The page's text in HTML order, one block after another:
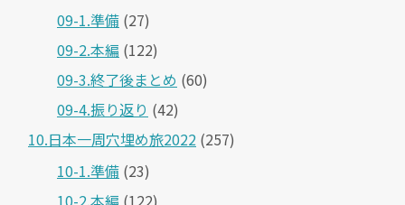
09-1.準備 (27)
09-2.本編 (122)
09-3.終了後まとめ (60)
09-4.振り返り (42)
10.日本一周穴埋め旅2022 (257)
10-1.準備 (23)
10-2.本編 (122)